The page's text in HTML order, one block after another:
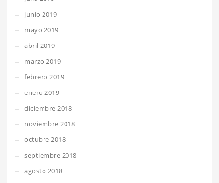
junio 2019
mayo 2019
abril 2019
marzo 2019
febrero 2019
enero 2019
diciembre 2018
noviembre 2018
octubre 2018
septiembre 2018
agosto 2018